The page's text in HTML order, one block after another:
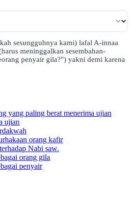
sesungguhnya kami) lafal A-innaa
meninggalkan sesembahan-
penyair gila?") yakni demi karena
yang paling berat menerima ujian
ujian
orang kafir
Nabi saw.
orang gila
penyair